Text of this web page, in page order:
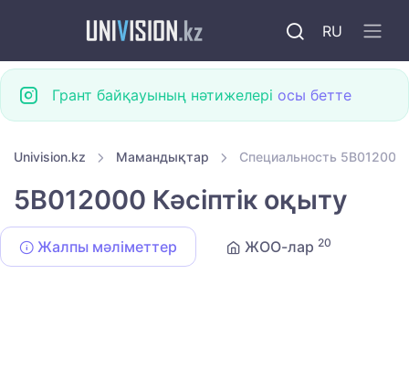
RU
Грант байқауының нәтижелері осы бетте
Univision.kz Мамандықтар Специальность 5B012000
5B012000 Кәсіптік оқыту
Жалпы мәліметтер ЖОО-лар 20